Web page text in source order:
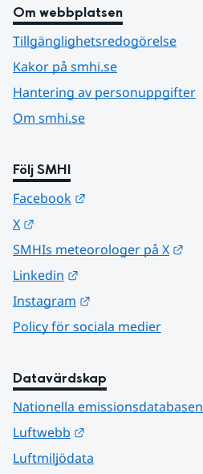
Om webbplatsen
Tillgänglighetsredogörelse
Kakor på smhi.se
Hantering av personuppgifter
Om smhi.se
Följ SMHI
Facebook
X
SMHIs meteorologer på X
Linkedin
Instagram
Policy för sociala medier
Datavärdskap
Nationella emissionsdatabasen
Luftwebb
Luftmiljödata